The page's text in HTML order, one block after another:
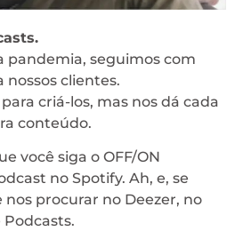
pandemia, seguimos com
clientes.
criá-los, mas nos dá cada
conteúdo.
você siga o OFF/ON
no Spotify. Ah, e, se
procurar no Deezer, no
Podcasts.